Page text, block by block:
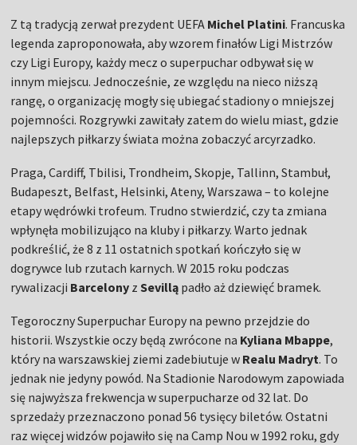
Z tą tradycją zerwał prezydent UEFA Michel Platini. Francuska
legenda zaproponowała, aby wzorem finałów Ligi Mistrzów
czy Ligi Europy, każdy mecz o superpuchar odbywał się w
innym miejscu. Jednocześnie, ze względu na nieco niższą
rangę, o organizację mogły się ubiegać stadiony o mniejszej
pojemności. Rozgrywki zawitały zatem do wielu miast, gdzie
najlepszych piłkarzy świata można zobaczyć arcyrzadko.
Praga, Cardiff, Tbilisi, Trondheim, Skopje, Tallinn, Stambuł,
Budapeszt, Belfast, Helsinki, Ateny, Warszawa – to kolejne
etapy wędrówki trofeum. Trudno stwierdzić, czy ta zmiana
wpłynęła mobilizująco na kluby i piłkarzy. Warto jednak
podkreślić, że 8 z 11 ostatnich spotkań kończyło się w
dogrywce lub rzutach karnych. W 2015 roku podczas
rywalizacji Barcelony zSevillą padło aż dziewięć bramek.
Tegoroczny Superpuchar Europy na pewno przejdzie do
historii. Wszystkie oczy będą zwrócone na Kyliana Mbappe,
który na warszawskiej ziemi zadebiutuje w Realu Madryt. To
jednak nie jedyny powód. Na Stadionie Narodowym zapowiada
się najwyższa frekwencja w superpucharze od 32 lat. Do
sprzedaży przeznaczono ponad 56 tysięcy biletów. Ostatni
raz więcej widzów pojawiło się na Camp Nou w 1992 roku, gdy